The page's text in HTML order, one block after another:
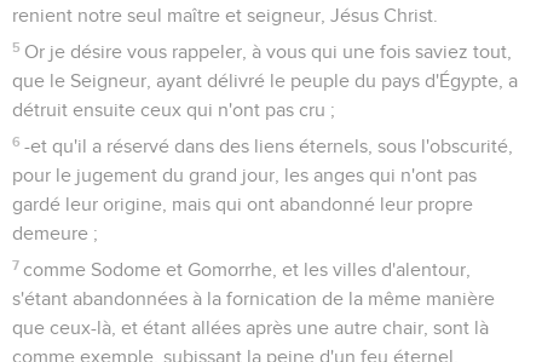
renient notre seul maître et seigneur, Jésus Christ.
5 Or je désire vous rappeler, à vous qui une fois saviez tout,
que le Seigneur, ayant délivré le peuple du pays d'Égypte, a
détruit ensuite ceux qui n'ont pas cru ;
6 -et qu'il a réservé dans des liens éternels, sous l'obscurité,
pour le jugement du grand jour, les anges qui n'ont pas
gardé leur origine, mais qui ont abandonné leur propre
demeure ;
7 comme Sodome et Gomorrhe, et les villes d'alentour,
s'étant abandonnées à la fornication de la même manière
que ceux-là, et étant allées après une autre chair, sont là
comme exemple, subissant la peine d'un feu éternel.